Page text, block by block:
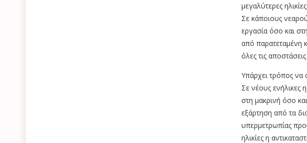
μεγαλύτερες
Σε κάποιους
εργασία όσο και
από παρατεταμένη
όλες τις
Υπάρχει τρόπος
Σε νέους ενήλικες
στη μακρινή όσο
εξάρτηση από τα
υπερμετρωπίας
ηλικίες η